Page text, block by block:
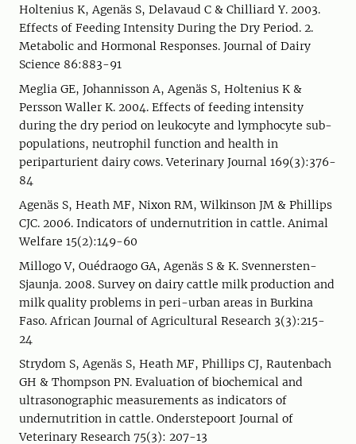
Holtenius K, Agenäs S, Delavaud C & Chilliard Y. 2003.
Effects of Feeding Intensity During the Dry Period. 2.
Metabolic and Hormonal Responses. Journal of Dairy
Science 86:883-91
Meglia GE, Johannisson A, Agenäs S, Holtenius K &
Persson Waller K. 2004. Effects of feeding intensity
during the dry period on leukocyte and lymphocyte sub-
populations, neutrophil function and health in
periparturient dairy cows. Veterinary Journal 169(3):376-
84
Agenäs S, Heath MF, Nixon RM, Wilkinson JM & Phillips
CJC. 2006. Indicators of undernutrition in cattle. Animal
Welfare 15(2):149-60
Millogo V, Ouédraogo GA, Agenäs S & K. Svennersten-
Sjaunja. 2008. Survey on dairy cattle milk production and
milk quality problems in peri-urban areas in Burkina
Faso. African Journal of Agricultural Research 3(3):215-
24
Strydom S, Agenäs S, Heath MF, Phillips CJ, Rautenbach
GH & Thompson PN. Evaluation of biochemical and
ultrasonographic measurements as indicators of
undernutrition in cattle. Onderstepoort Journal of
Veterinary Research 75(3): 207-13